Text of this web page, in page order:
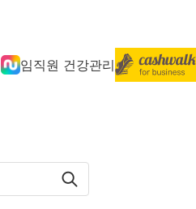
임직원 건강관리